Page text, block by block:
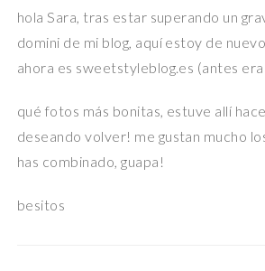
hola Sara, tras estar superando un
domini de mi blog, aquí estoy de
ahora es sweetstyleblog.es (antes
qué fotos más bonitas, estuve allí
deseando volver! me gustan mucho
has combinado, guapa!
besitos